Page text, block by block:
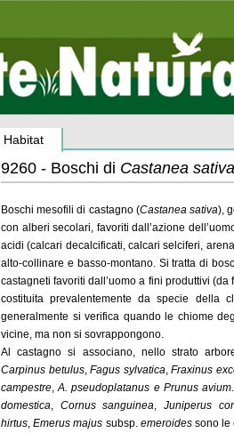
Habitat
9260 - Boschi di Castanea sativa
Boschi mesofili di castagno (Castanea sativa),
con alberi secolari, favoriti dall’azione
acidi (calcari decalcificati, calcari selciferi,
alto-collinare e basso-montano. Si tratta di
castagneti favoriti dall’uomo a fini produttivi
costituita prevalentemente da specie della
generalmente si verifica quando le chiome
vicine, ma non si sovrappongono.
Al castagno si associano, nello strato
Carpinus betulus,Fagus sylvatica,Fraxinus
campestre,A. pseudoplatanus e Prunus avium
domestica, Cornus sanguinea,Juniperus
hirtus,Emerus majus subsp. emeroides sono le